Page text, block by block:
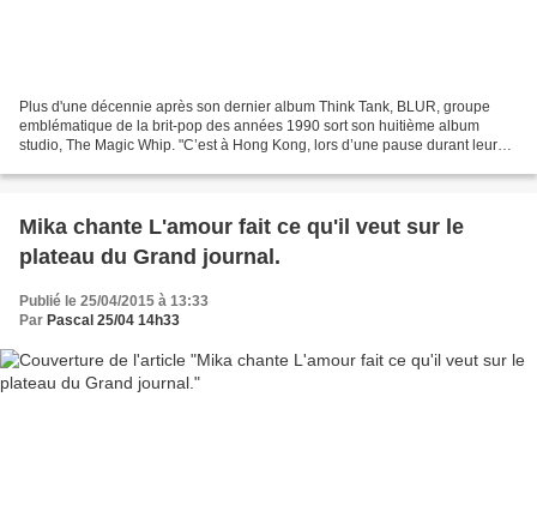
Plus d'une décennie après son dernier album Think Tank, BLUR, groupe
emblématique de la brit-pop des années 1990 sort son huitième album
studio, The Magic Whip. "C’est à Hong Kong, lors d’une pause durant leur
Mika chante L'amour fait ce qu'il veut sur le
plateau du Grand journal.
Publié le 25/04/2015 à 13:33
Par Pascal 25/04 14h33